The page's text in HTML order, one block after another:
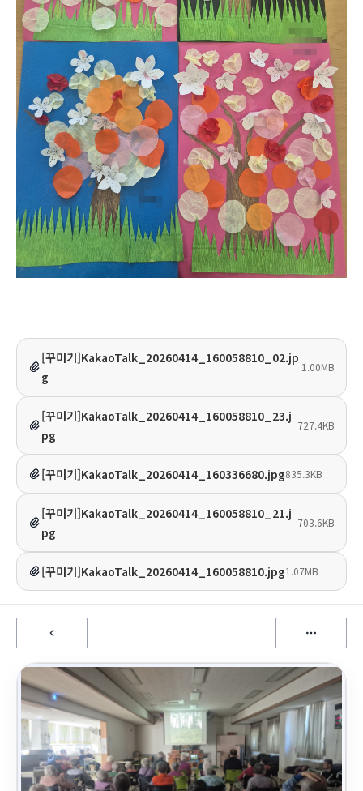
[꾸미기]KakaoTalk_20260414_160058810_02.jp
g
1.00MB
[꾸미기]KakaoTalk_20260414_160058810_23.j
pg
727.4KB
[꾸미기]KakaoTalk_20260414_160336680.jpg835.3KB
[꾸미기]KakaoTalk_20260414_160058810_21.j
pg
703.6KB
[꾸미기]KakaoTalk_20260414_160058810.jpg1.07MB